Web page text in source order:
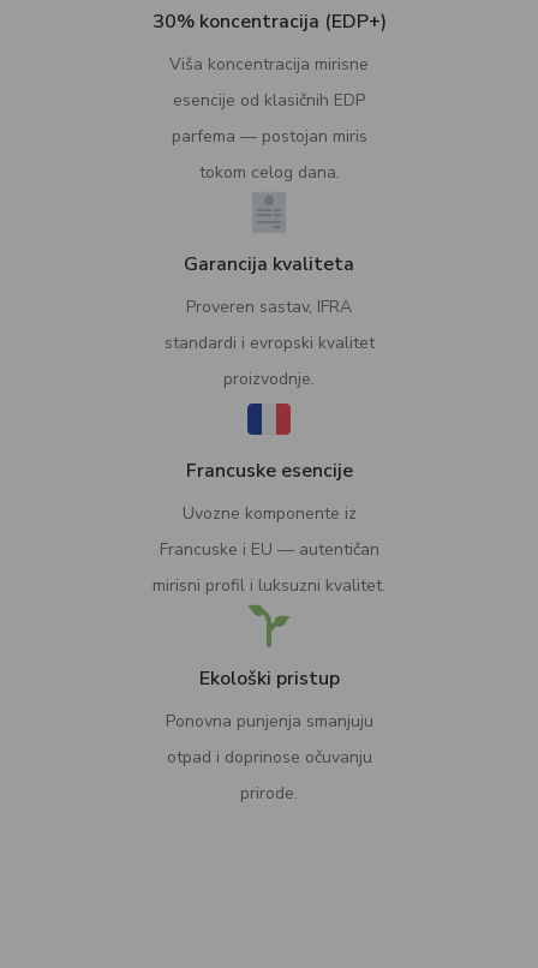
30% koncentracija (EDP+)
Viša koncentracija mirisne
esencije od klasičnih EDP
parfema — postojan miris
tokom celog dana.
Garancija kvaliteta
Proveren sastav, IFRA
standardi i evropski kvalitet
proizvodnje.
Francuske esencije
Uvozne komponente iz
Francuske i EU — autentičan
mirisni profil i luksuzni kvalitet.
Ekološki pristup
Ponovna punjenja smanjuju
otpad i doprinose očuvanju
prirode.